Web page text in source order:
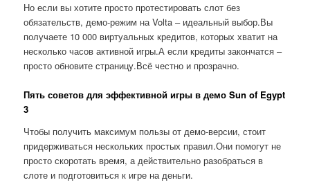
Но если вы хотите просто протестировать слот без
обязательств, демо-режим на Volta – идеальный выбор.Вы
получаете 10 000 виртуальных кредитов, которых хватит на
несколько часов активной игры.А если кредиты закончатся –
просто обновите страницу.Всё честно и прозрачно.
Пять советов для эффективной игры в демо Sun of Egypt
3
Чтобы получить максимум пользы от демо-версии, стоит
придерживаться нескольких простых правил.Они помогут не
просто скоротать время, а действительно разобраться в
слоте и подготовиться к игре на деньги.